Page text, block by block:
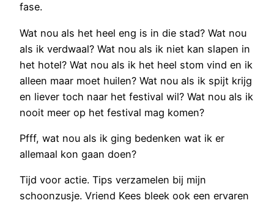
fase.
Wat nou als het heel eng is in die stad? Wat nou
als ik verdwaal? Wat nou als ik niet kan slapen in
het hotel? Wat nou als ik het heel stom vind en ik
alleen maar moet huilen? Wat nou als ik spijt krijg
en liever toch naar het festival wil? Wat nou als ik
nooit meer op het festival mag komen?
Pfff, wat nou als ik ging bedenken wat ik er
allemaal kon gaan doen?
Tijd voor actie. Tips verzamelen bij mijn
schoonzusje. Vriend Kees bleek ook een ervaren